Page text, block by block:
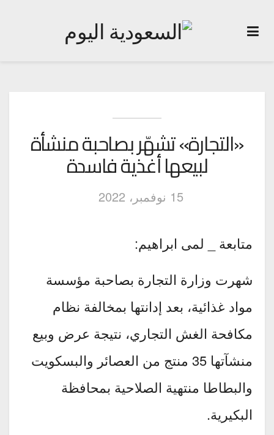
«التجارة» تشهّر بصاحبة منشأة
لبيعها أغذية فاسدة
15 نوفمبر، 2022
متابعة _ لمى ابراهيم:
شهرت وزارة التجارة بصاحبة مؤسسة
مواد غذائية، بعد إدانتها بمخالفة نظام
مكافحة الغش التجاري، نتيجة عرض وبيع
منشآتها 35 منتج من العصائر والبسكويت
والبطاطا منتهية الصلاحية بمحافظة
البكيرية.